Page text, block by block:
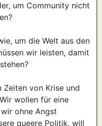
um Community nicht
um die Welt aus den
wir leisten, damit
Zeiten von Krise und
wollen für eine
ohne Angst
queere Politik, will